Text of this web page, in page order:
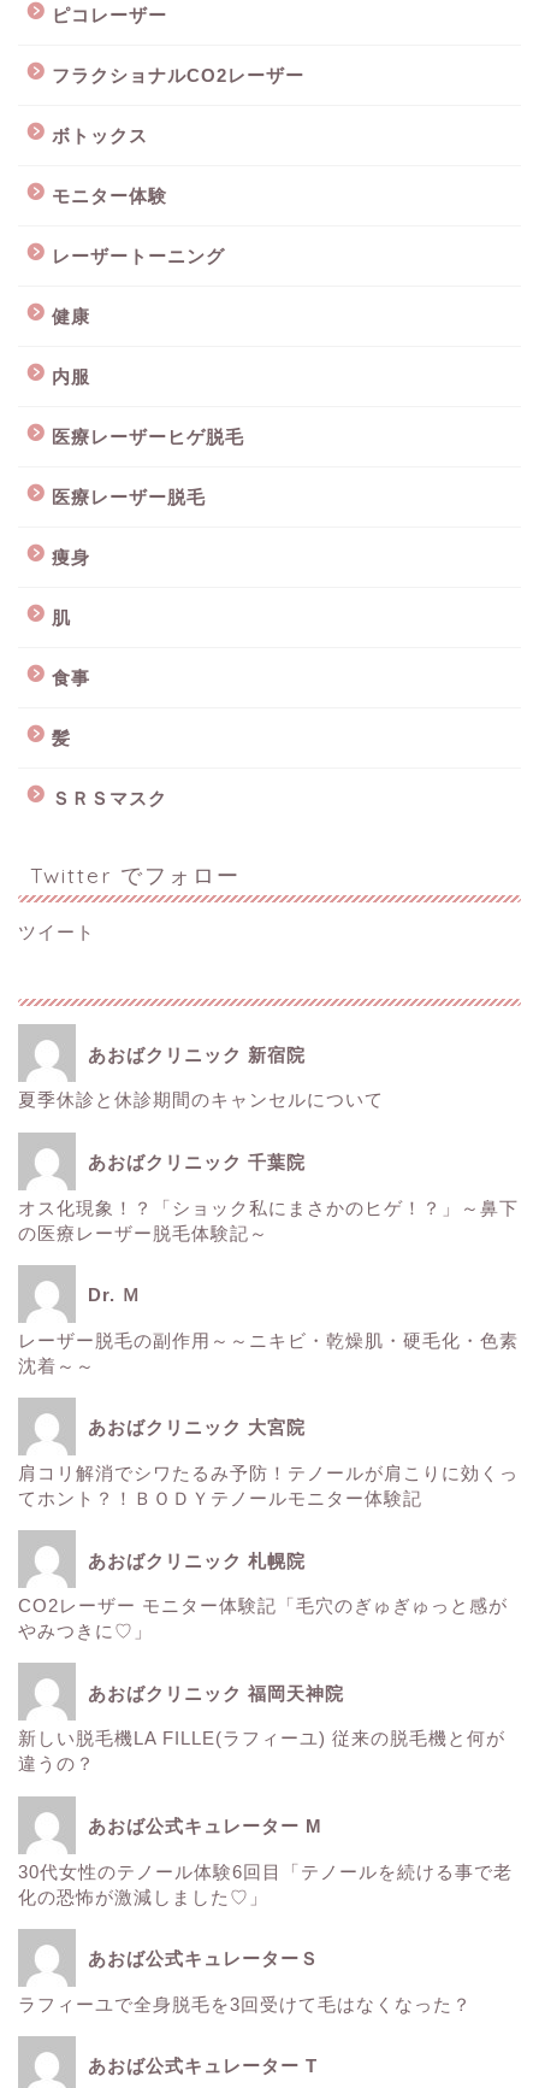
ピコレーザー
フラクショナルCO2レーザー
ボトックス
モニター体験
レーザートーニング
健康
内服
医療レーザーヒゲ脱毛
医療レーザー脱毛
痩身
肌
食事
髪
ＳＲＳマスク
Twitter でフォロー
ツイート
あおばクリニック 新宿院
夏季休診と休診期間のキャンセルについて
あおばクリニック 千葉院
オス化現象！？「ショック私にまさかのヒゲ！？」～鼻下
の医療レーザー脱毛体験記～
Dr. Ｍ
レーザー脱毛の副作用～～ニキビ・乾燥肌・硬毛化・色素
沈着～～
あおばクリニック 大宮院
肩コリ解消でシワたるみ予防！テノールが肩こりに効くっ
てホント？！ＢＯＤＹテノールモニター体験記
あおばクリニック 札幌院
CO2レーザー モニター体験記「毛穴のぎゅぎゅっと感が
やみつきに♡」
あおばクリニック 福岡天神院
新しい脱毛機LA FILLE(ラフィーユ) 従来の脱毛機と何が
違うの？
あおば公式キュレーター M
30代女性のテノール体験6回目「テノールを続ける事で老
化の恐怖が激減しました♡」
あおば公式キュレーターＳ
ラフィーユで全身脱毛を3回受けて毛はなくなった？
あおば公式キュレーター T
■美容情報■
健康
肌
ウルトラアクセント
サーマクール
レーザートーニング
ＳＲＳマスク